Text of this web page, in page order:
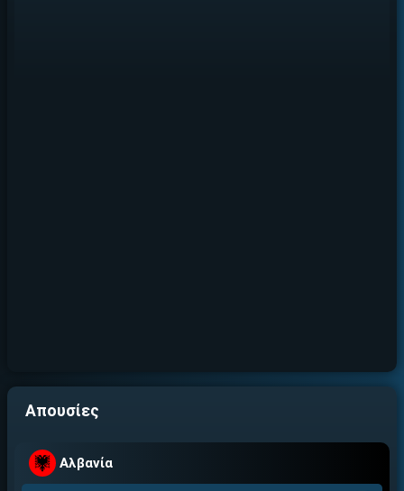
Απουσίες
Αλβανία